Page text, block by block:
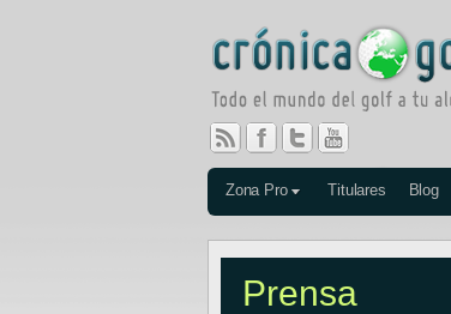
Zona Pro Titulares Blog
Prensa